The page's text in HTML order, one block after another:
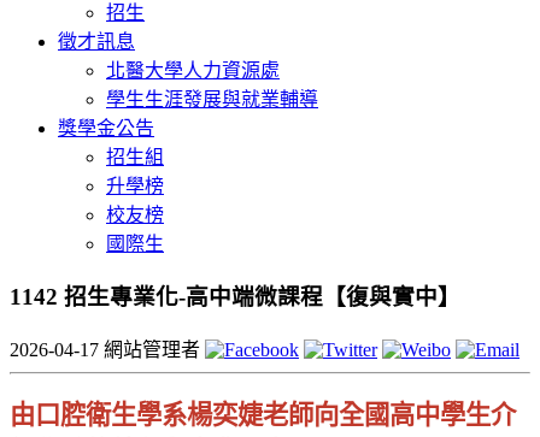
招生
徵才訊息
北醫大學人力資源處
學生生涯發展與就業輔導
獎學金公告
招生組
升學榜
校友榜
國際生
1142 招生專業化-高中端微課程【復與實中】
2026-04-17 網站管理者
由口腔衛生學系楊奕婕老師向全國高中學生介